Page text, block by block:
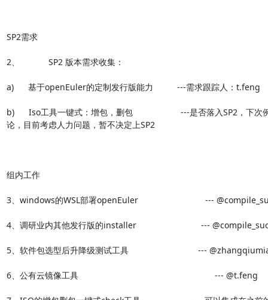
SP2需求
2、            SP2 版本需求收集：
a)      基于openEuler的定制发行版能力          ---需求跟踪人：t.feng
b)      Iso工具一键式：增包，删包                    ---是否落入SP2，下次
论，目前考虑人力问题，暂不决定上SP2
组内工作
3、windows的WSL部署openEuler                            ---
4、调研业内其他发行版的installer                           ---
5、软件包选型后升降级测试工具                             ---
6、公有云镜像工具                                                         --- @t.feng